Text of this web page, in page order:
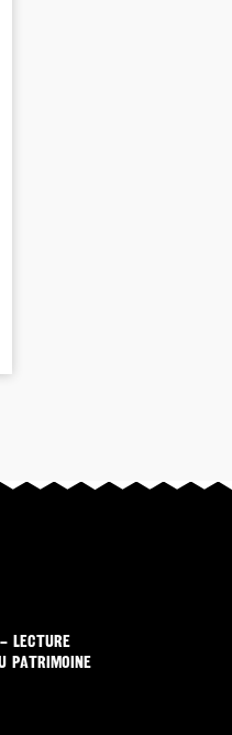
LECTURE
PATRIMOINE